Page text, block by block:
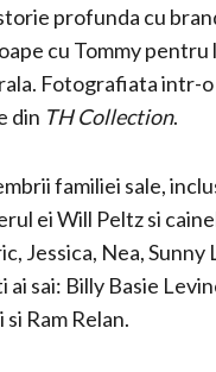
profunda cu
cu Tommy pentru
Fotografiata intr-o
din TH Collection.
familiei sale,
ei Will Peltz si
Jessica, Nea,
sai: Billy Basie
Ram Relan.